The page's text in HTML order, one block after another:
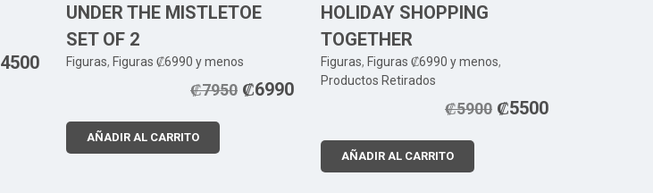
4500
UNDER THE MISTLETOE
SET OF 2
Figuras, Figuras ₡6990 y menos
₡7950 ₡6990
AÑADIR AL CARRITO
HOLIDAY SHOPPING
TOGETHER
Figuras, Figuras ₡6990 y menos,
Productos Retirados
₡5900 ₡5500
AÑADIR AL CARRITO